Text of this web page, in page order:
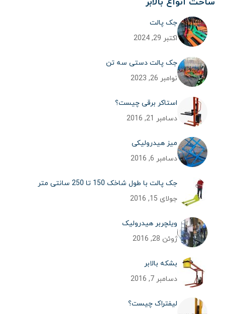
جک پالت
اکتبر 29, 2024
جک پالت دستی سه تن
نوامبر 26, 2023
استاکر برقی چیست؟
دسامبر 21, 2016
میز هیدرولیکی
دسامبر 6, 2016
جک پالت با طول شاخک 150 تا 250 سانتی متر
جولای 15, 2016
ویلچربر هیدرولیک
ژوئن 28, 2016
بشکه بالابر
دسامبر 7, 2016
لیفتراک چیست؟